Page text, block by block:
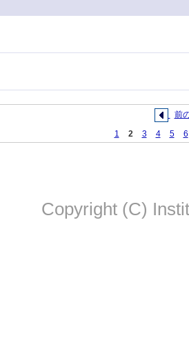
前
1
2 3 4 5 6
Copyright (C)